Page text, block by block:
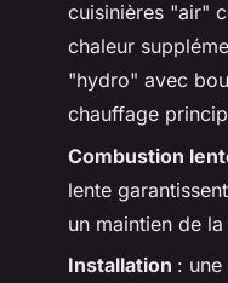
cuisinières "air"
chaleur
"hydro" avec
chauffage
Combustion
lente
un maintien de
Installation :